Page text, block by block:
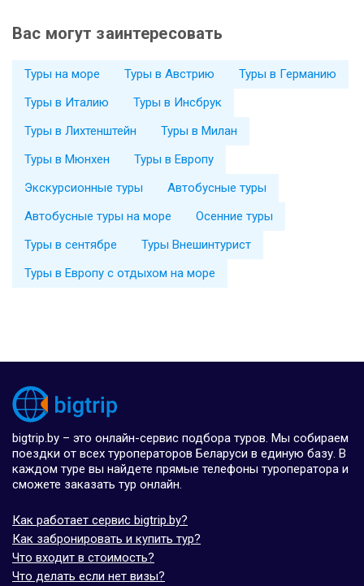
Вас могут заинтересовать
Туры на море Туры в Австрию
Туры в Германию
Туры в Италию
Туры в Инсбрук
Туры в Лихтенштейн
Туры в Милан
Туры в Мюнхен
Туры в Европу
Экскурсионные туры
Автобусные туры
Автобусные туры на море
Осенние туры
Туры в сентябре
Туры Внешинтурист
Туры в Европу с отдыхом на море
bigtrip.by – это онлайн-сервис подбора туров. Мы собираем
поездки от всех туроператоров Беларуси в единую базу. В
каждом туре вы найдете прямые телефоны туроператора и
сможете заказать тур онлайн.
Как работает сервис bigtrip.by?
Как забронировать и купить тур?
Что входит в стоимость?
Что делать если нет визы?